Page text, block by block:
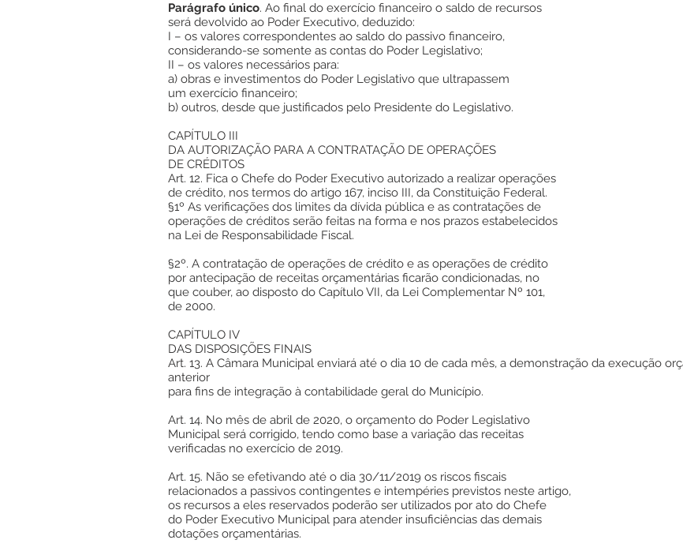
Parágrafo único. Ao final do exercício financeiro o saldo de recursos
será devolvido ao Poder Executivo, deduzido:
I – os valores correspondentes ao saldo do passivo financeiro,
considerando-se somente as contas do Poder Legislativo;
II – os valores necessários para:
a) obras e investimentos do Poder Legislativo que ultrapassem
um exercício financeiro;
b) outros, desde que justificados pelo Presidente do Legislativo.
CAPÍTULO III
DA AUTORIZAÇÃO PARA A CONTRATAÇÃO DE OPERAÇÕES
DE CRÉDITOS
Art. 12. Fica o Chefe do Poder Executivo autorizado a realizar operações
de crédito, nos termos do artigo 167, inciso III, da Constituição Federal.
§1º As verificações dos limites da dívida pública e as contratações de
operações de créditos serão feitas na forma e nos prazos estabelecidos
na Lei de Responsabilidade Fiscal.
§2º. A contratação de operações de crédito e as operações de crédito
por antecipação de receitas orçamentárias ficarão condicionadas, no
que couber, ao disposto do Capítulo VII, da Lei Complementar Nº 101,
de 2000.
CAPÍTULO IV
DAS DISPOSIÇÕES FINAIS
Art. 13. A Câmara Municipal enviará até o dia 10 de cada mês, a demonstração da execução
anterior
para fins de integração à contabilidade geral do Município.
Art. 14. No mês de abril de 2020, o orçamento do Poder Legislativo
Municipal será corrigido, tendo como base a variação das receitas
verificadas no exercício de 2019.
Art. 15. Não se efetivando até o dia 30/11/2019 os riscos fiscais
relacionados a passivos contingentes e intempéries previstos neste artigo,
os recursos a eles reservados poderão ser utilizados por ato do Chefe
do Poder Executivo Municipal para atender insuficiências das demais
dotações orçamentárias.